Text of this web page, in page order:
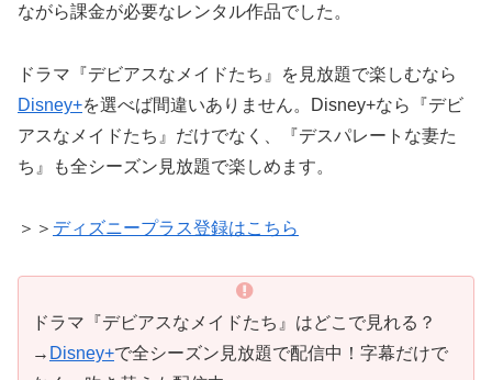
ながら課金が必要なレンタル作品でした。
ドラマ『デビアスなメイドたち』を見放題で楽しむなら
Disney+を選べば間違いありません。Disney+なら『デビ
アスなメイドたち』だけでなく、『デスパレートな妻た
ち』も全シーズン見放題で楽しめます。
＞＞ ディズニープラス登録はこちら
ドラマ『デビアスなメイドたち』はどこで見れる？
→ Disney+で全シーズン見放題で配信中！字幕だけで